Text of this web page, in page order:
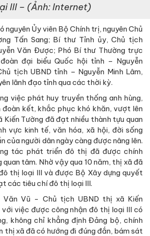
III – (Ảnh: Internet)
nguyên Ủy viên Bộ Chính trị, nguyên Chủ
Tấn Sang; Bí thư Tỉnh ủy, Chủ tịch
Văn Được; Phó Bí thư Thường trực
đại biểu Quốc hội tỉnh – Nguyễn
tịch UBND tỉnh – Nguyễn Minh Lâm,
lãnh đạo tỉnh qua các thời kỳ.
việc phát huy truyền thống anh hùng,
đoàn kết, khắc phục khó khăn, vượt lên
Tường đã đạt nhiều thành tựu quan
vực kinh tế, văn hóa, xã hội, đời sống
của người dân ngày càng được nâng lên.
tác phát triển đô thị đã được chính
tâm. Nhờ vậy qua 10 năm, thị xã đã
thị loại III và được Bộ Xây dựng quyết
các tiêu chí đô thị loại III.
Văn Vũ - Chủ tịch UBND thị xã Kiến
với việc được công nhận đô thị loại III có
không chỉ khẳng định Đảng bộ, chính
thị xã đã có hướng đi đúng đắn, bám sát